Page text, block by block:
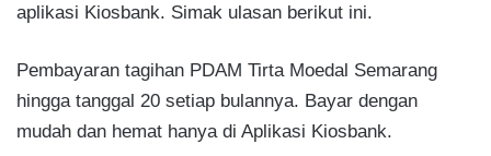
aplikasi Kiosbank. Simak ulasan berikut ini.
Pembayaran tagihan PDAM Tirta Moedal Semarang
hingga tanggal 20 setiap bulannya. Bayar dengan
mudah dan hemat hanya di Aplikasi Kiosbank.